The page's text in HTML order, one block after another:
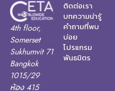
4th floor,
Somerset
Sukhumvit 71
Bangkok
1015/29
ห้อง 415
ติดต่อเรา
บทความน่ารู้
คำถามที่พบ
บ่อย
โปรแกรม
พันธมิตร